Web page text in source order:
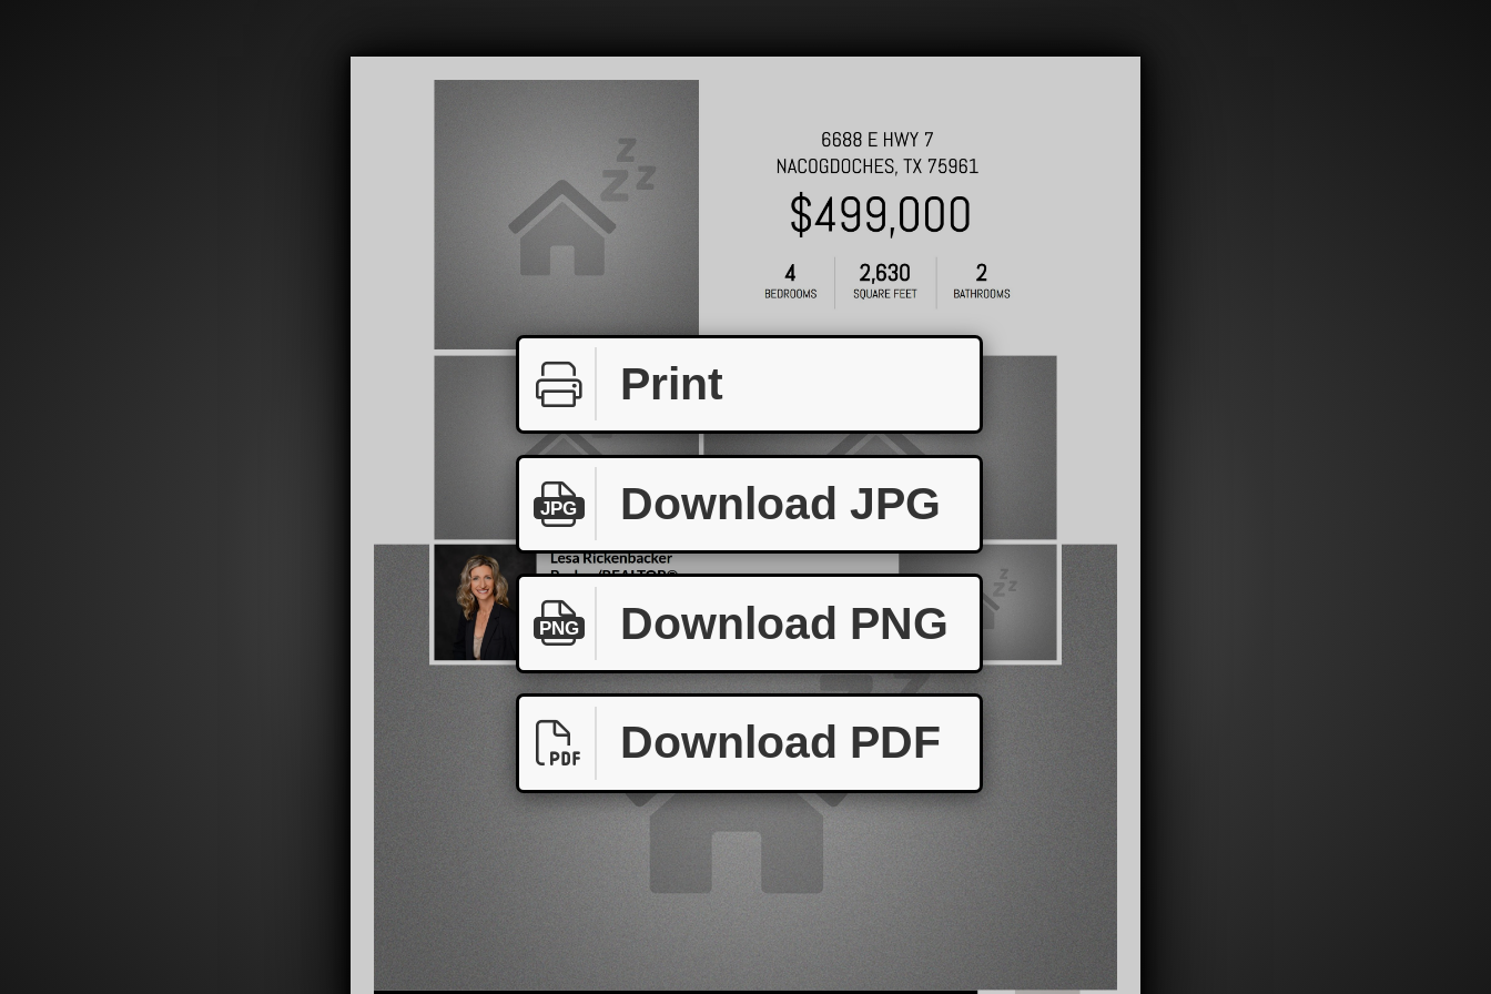
Print
JPG Download JPG
PNG Download PNG
Download PDF